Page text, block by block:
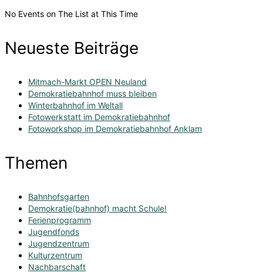
No Events on The List at This Time
Neueste Beiträge
Mitmach-Markt OPEN Neuland
Demokratiebahnhof muss bleiben
Winterbahnhof im Weltall
Fotowerkstatt im Demokratiebahnhof
Fotoworkshop im Demokratiebahnhof Anklam
Themen
Bahnhofsgarten
Demokratie(bahnhof) macht Schule!
Ferienprogramm
Jugendfonds
Jugendzentrum
Kulturzentrum
Nachbarschaft